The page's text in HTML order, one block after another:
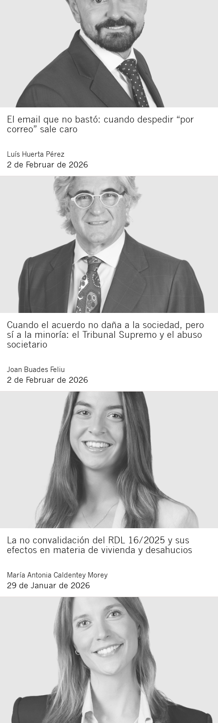
El email que no bastó: cuando despedir “por
correo” sale caro
Luís Huerta Pérez
2 de Februar de 2026
Cuando el acuerdo no daña a la sociedad, pero
sí a la minoría: el Tribunal Supremo y el abuso
societario
Joan Buades Feliu
2 de Februar de 2026
La no convalidación del RDL 16/2025 y sus
efectos en materia de vivienda y desahucios
María Antonia Caldentey Morey
29 de Januar de 2026